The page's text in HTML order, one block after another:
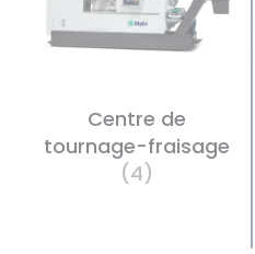
Centre de
tournage-fraisage
(4)